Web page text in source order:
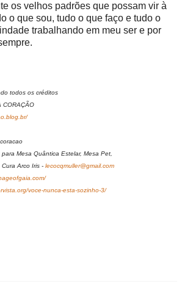
os velhos padrões que possam vir à
o que sou, tudo o que faço e tudo o
trabalhando em meu ser e por
todos os créditos
CORAÇÃO
Mesa Quântica Estelar, Mesa Pet,
Arco Iris - lecocqmuller@gmail.com
voce-nunca-esta-sozinho-3/